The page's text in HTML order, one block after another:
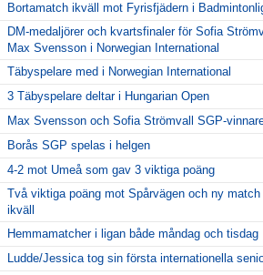
Bortamatch ikväll mot Fyrisfjädern i
DM-medaljörer och kvartsfinaler för Sofia
Max Svensson i Norwegian International
Täbyspelare med i Norwegian International
3 Täbyspelare deltar i Hungarian Open
Max Svensson och Sofia Strömvall SGP-
Borås SGP spelas i helgen
4-2 mot Umeå som gav 3 viktiga poäng
Två viktiga poäng mot Spårvägen och ny
ikväll
Hemmamatcher i ligan både måndag och tisdag
Ludde/Jessica tog sin första internationella